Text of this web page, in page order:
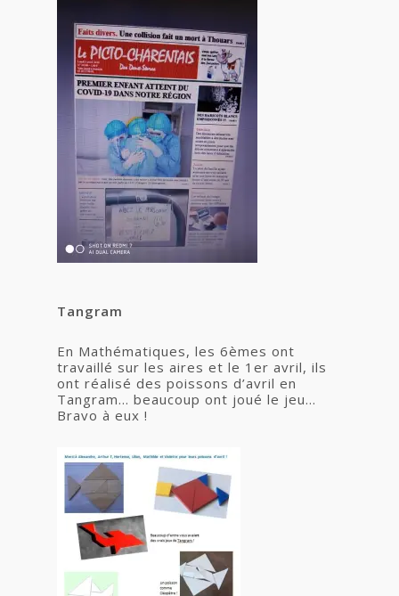
Tangram
En Mathématiques, les 6èmes ont
travaillé sur les aires et le 1er avril, ils
ont réalisé des poissons d’avril en
Tangram… beaucoup ont joué le jeu…
Bravo à eux !